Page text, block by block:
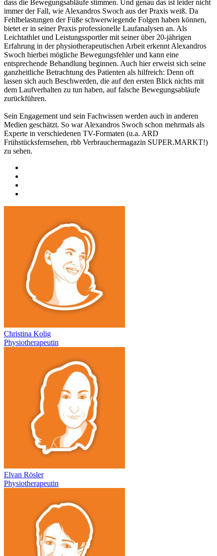
dass die Bewegungsabläufe stimmen. Und genau das ist leider nicht
immer der Fall, wie Alexandros Swoch aus der Praxis weiß. Da
Fehlbelastungen der Füße schwerwiegende Folgen haben können,
bietet er in seiner Praxis professionelle Laufanalysen an. Als
Leichtathlet und Leistungssportler mit seiner über 20-jährigen
Erfahrung in der physiotherapeutischen Arbeit erkennt Alexandros
Swoch hierbei mögliche Bewegungsfehler und kann eine
entsprechende Behandlung beginnen. Auch hier erweist sich seine
ganzheitliche Betrachtung des Patienten als hilfreich: Denn oft
lassen sich auch Beschwerden, die auf den ersten Blick nichts mit
dem Laufverhalten zu tun haben, auf falsche Bewegungsabläufe
zurückführen.
Sein Engagement und sein Fachwissen werden auch in anderen
Medien geschätzt. So war Alexandros Swoch schon mehrmals als
Experte in verschiedenen TV-Formaten (u.a. ARD
Frühstücksfernsehen, rbb Verbrauchermagazin SUPER.MARKT!)
zu sehen.
Christina Kolig
Physiotherapeutin
Elvan Rösler
Physiotherapeutin